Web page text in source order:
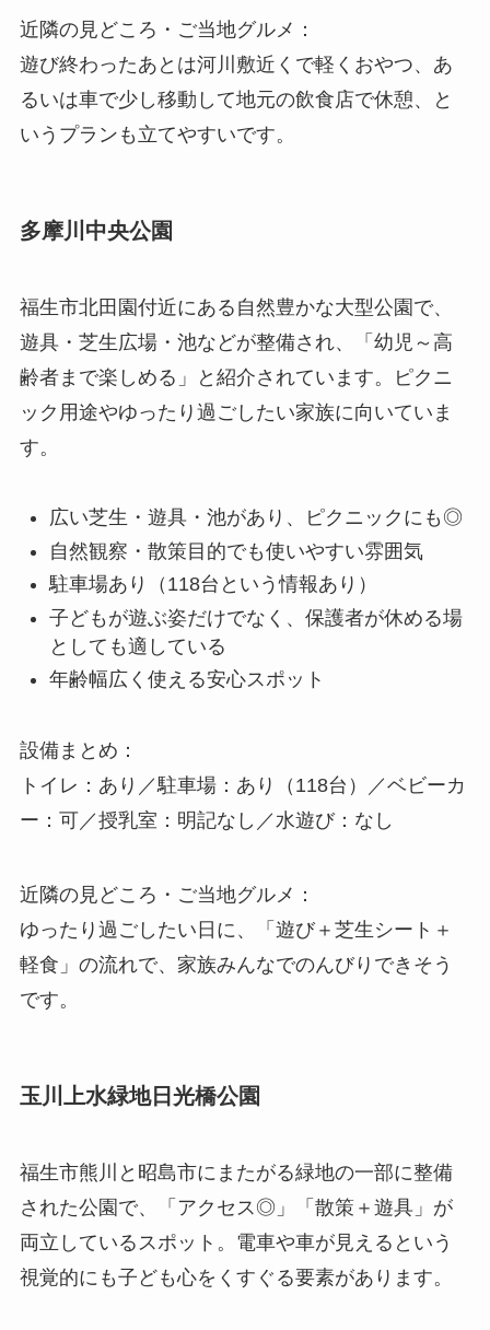
近隣の見どころ・ご当地グルメ：
遊び終わったあとは河川敷近くで軽くおやつ、あ
るいは車で少し移動して地元の飲食店で休憩、と
いうプランも立てやすいです。
多摩川中央公園
福生市北田園付近にある自然豊かな大型公園で、
遊具・芝生広場・池などが整備され、「幼児～高
齢者まで楽しめる」と紹介されています。ピクニ
ック用途やゆったり過ごしたい家族に向いていま
す。
広い芝生・遊具・池があり、ピクニックにも◎
自然観察・散策目的でも使いやすい雰囲気
駐車場あり（118台という情報あり）
子どもが遊ぶ姿だけでなく、保護者が休める場
としても適している
年齢幅広く使える安心スポット
設備まとめ：
トイレ：あり／駐車場：あり（118台）／ベビーカ
ー：可／授乳室：明記なし／水遊び：なし
近隣の見どころ・ご当地グルメ：
ゆったり過ごしたい日に、「遊び＋芝生シート＋
軽食」の流れで、家族みんなでのんびりできそう
です。
玉川上水緑地日光橋公園
福生市熊川と昭島市にまたがる緑地の一部に整備
された公園で、「アクセス◎」「散策＋遊具」が
両立しているスポット。電車や車が見えるという
視覚的にも子ども心をくすぐる要素があります。